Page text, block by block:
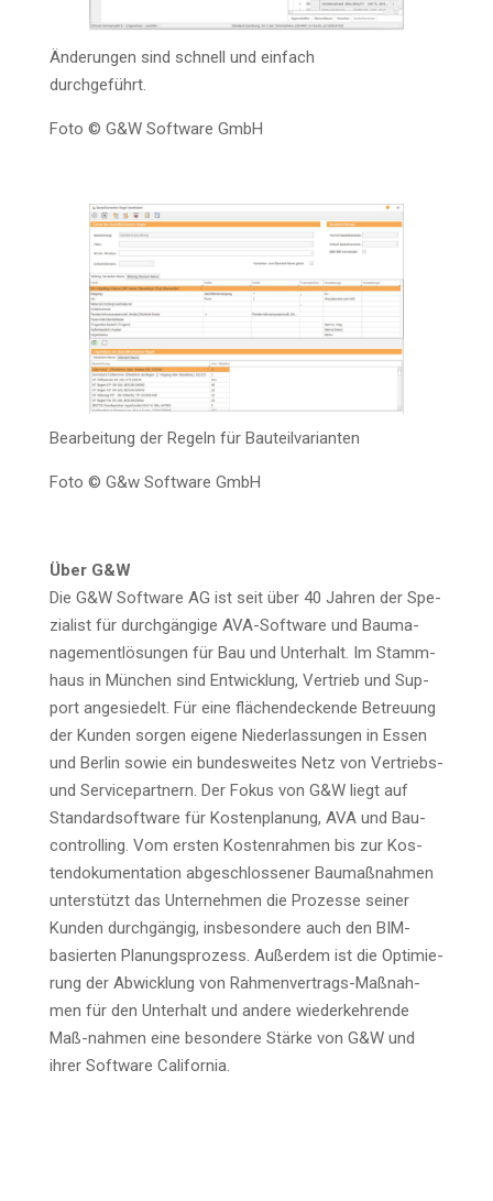
Ände­run­gen sind schnell und ein­fach
durchgeführt.
Foto © G&W Soft­ware GmbH
Bear­bei­tung der Regeln für Bauteilvarianten
Foto © G&w Soft­ware GmbH
Über G&W
Die G&W Soft­ware AG ist seit über 40 Jah­ren der Spe­
zia­list für durch­gän­gi­ge AVA-Soft­ware und Bau­ma­
nage­ment­lö­sun­gen für Bau und Unter­halt. Im Stamm­
haus in Mün­chen sind Ent­wick­lung, Ver­trieb und Sup­
port ange­sie­delt. Für eine flä­chen­de­cken­de Betreu­ung
der Kun­den sor­gen eige­ne Nie­der­las­sun­gen in Essen
und Ber­lin sowie ein bun­des­wei­tes Netz von Ver­triebs-
und Ser­vice­part­nern. Der Fokus von G&W liegt auf
Stan­dard­soft­ware für Kos­ten­pla­nung, AVA und Bau­
con­trol­ling. Vom ers­ten Kos­ten­rah­men bis zur Kos­
ten­do­ku­men­ta­ti­on abge­schlos­se­ner Bau­maß­nah­men
unter­stützt das Unter­neh­men die Pro­zes­se sei­ner
Kun­den durch­gän­gig, ins­be­son­de­re auch den BIM-
basier­ten Pla­nungs­pro­zess. Außer­dem ist die Opti­mie­
rung der Abwick­lung von Rah­men­ver­trags-Maß­nah­
men für den Unter­halt und ande­re wie­der­keh­ren­de
Maß-nah­men eine beson­de­re Stär­ke von G&W und
ihrer Soft­ware California.